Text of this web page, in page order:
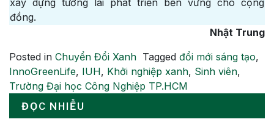
đồng.
Nhật Trung
Posted in Chuyển Đổi Xanh Tagged đổi mới sáng tạo,
InnoGreenLife, IUH, Khởi nghiệp xanh, Sinh viên,
Trường Đại học Công Nghiệp TP.HCM
ĐỌC NHIỀU